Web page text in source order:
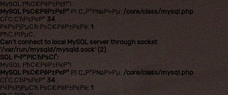
MySQL РћС€РёР±РєР°!
MySQL РѕС€РёР±РєР° РІ С„Р°Р№Р»Рµ: /core/class/mysql.php
СЃС‚СЂРѕРєР° 34
РќРѕРјРµСЂ РѕС€РёР±РєРё: 1
РћС‚РІРµС‚:
Can't connect to local MySQL server through socket
'/var/run/mysqld/mysqld.sock' (2)
SQL Р·Р°РїСЂРѕСЃ:
MySQL РћС€РёР±РєР°!
MySQL РѕС€РёР±РєР° РІ С„Р°Р№Р»Рµ: /core/class/mysql.php
СЃС‚СЂРѕРєР° 34
РќРѕРјРµСЂ РѕС€РёР±РєРё: 1